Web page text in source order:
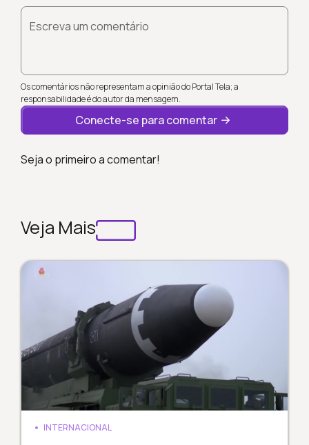
Escreva um comentário
Os comentários não representam a opinião do Portal Tela; a
responsabilidade é do autor da mensagem.
Conecte-se para comentar
Seja o primeiro a comentar!
Veja Mais
INTERNACIONAL